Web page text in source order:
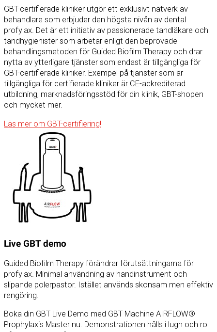
GBT-certifierade kliniker utgör ett exklusivt nätverk av
behandlare som erbjuder den högsta nivån av dental
profylax. Det är ett initiativ av passionerade tandläkare och
tandhygienister som arbetar enligt den beprövade
behandlingsmetoden för Guided Biofilm Therapy och drar
nytta av ytterligare tjänster som endast är tillgängliga för
GBT-certifierade kliniker. Exempel på tjänster som är
tillgängliga för certifierade kliniker är CE-ackrediterad
utbildning, marknadsföringsstöd för din klinik, GBT-shopen
och mycket mer.
Läs mer om GBT-certifiering!
Live GBT demo
Guided Biofilm Therapy förändrar förutsättningarna för
profylax. Minimal användning av handinstrument och
slipande polerpastor. Istället används skonsam men effektiv
rengöring.
Boka din GBT Live Demo med GBT Machine AIRFLOW®
Prophylaxis Master nu. Demonstrationen hålls i lugn och ro